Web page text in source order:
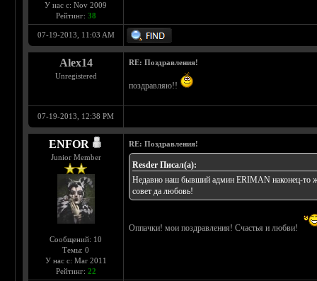
У нас с: Nov 2009
Рейтинг: 38
07-19-2013, 11:03 AM
Alex14
Unregistered
RE: Поздравления!
поздравляю!!
07-19-2013, 12:38 PM
ENFOR
Junior Member
Сообщений: 10
Темы: 0
У нас с: Mar 2011
Рейтинг: 22
RE: Поздравления!
Rеsder Писал(а):
Недавно наш бывший админ ERIMAN наконец-то
совет да любовь!
Оппачки! мои поздравления! Счастья и любви!